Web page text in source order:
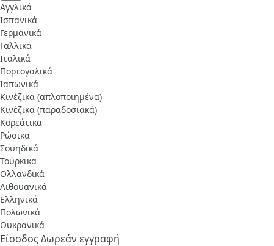
Αγγλικά
Ισπανικά
Γερμανικά
Γαλλικά
Ιταλικά
Πορτογαλικά
Ιαπωνικά
Κινέζικα (απλοποιημένα)
Κινέζικα (παραδοσιακά)
Κορεάτικα
Ρώσικα
Σουηδικά
Τούρκικα
Ολλανδικά
Λιθουανικά
Ελληνικά
Πολωνικά
Ουκρανικά
ΕίσοδοςΔωρεάν εγγραφή